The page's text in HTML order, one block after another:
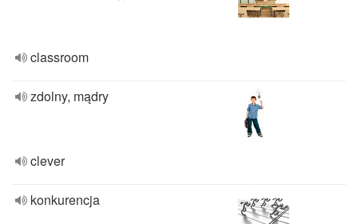
classroom
zdolny, mądry
clever
konkurencja